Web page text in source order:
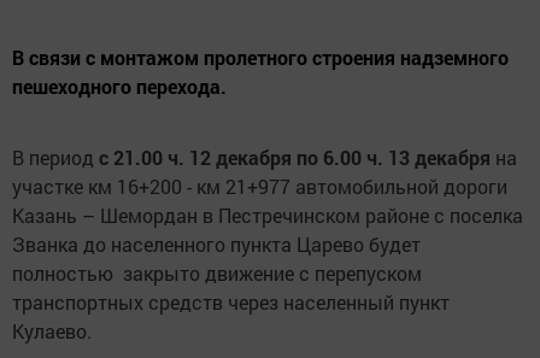
В связи с монтажом пролетного строения надземного
пешеходного перехода.
В период с 21.00 ч. 12 декабря по 6.00 ч. 13 декабря на
участке км 16+200 - км 21+977 автомобильной дороги
Казань – Шемордан в Пестречинском районе с поселка
Званка до населенного пункта Царево будет
полностью закрыто движение с перепуском
транспортных средств через населенный пункт
Кулаево.